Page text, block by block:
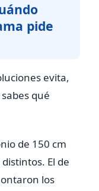
pide
evita,
qué
de 150 cm
El de
los